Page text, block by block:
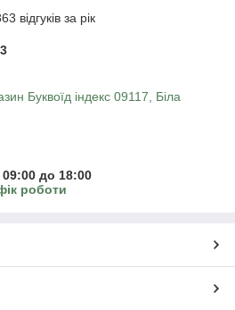
відгуків за рік
Буквоїд індекс 09117, Біла
до 18:00
роботи